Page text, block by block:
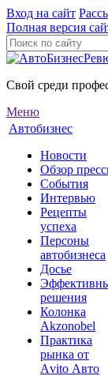
Вход на сайт
Полная версия
Свой среди
Меню
Автобизнес
Новости
Обзор
События
Интервью
Рецепты
успеха
Персоны
автобизнеса
Досье
решения
Колонка
Akzonobel
Практика
рынка от
Аvito Авто